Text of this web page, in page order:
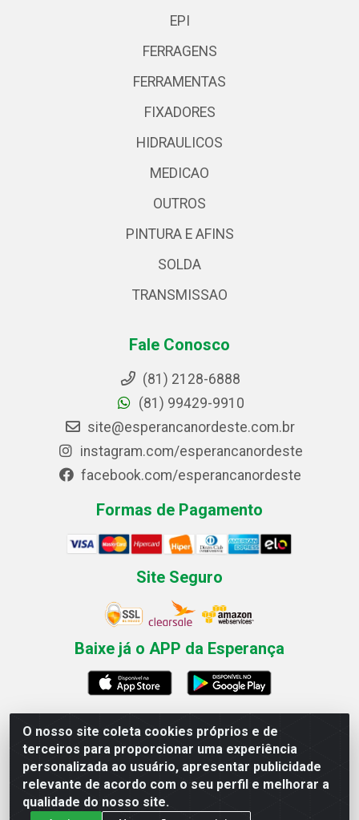
O nosso site coleta cookies próprios e de
terceiros para proporcionar uma experiência
personalizada ao usuário, apresentar publicidade
relevante de acordo com o seu perfil e melhorar a
qualidade do nosso site.
EPI
FERRAGENS
FERRAMENTAS
FIXADORES
HIDRAULICOS
MEDICAO
OUTROS
PINTURA E AFINS
SOLDA
TRANSMISSAO
Fale Conosco
(81) 2128-6888
(81) 99429-9910
site@esperancanordeste.com.br
instagram.com/esperancanordeste
facebook.com/esperancanordeste
Formas de Pagamento
Site Seguro
Baixe já o APP da Esperança
Esperança Nordeste - Rua Professor Caldas Filho, 291 -
Estância - Recife / PE CEP: 50771-335 - CNPJ
03.666.136/0001-23